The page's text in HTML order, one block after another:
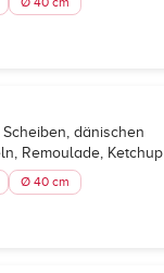
dänischen
Remoulade, Ketchup
Ø 40 cm